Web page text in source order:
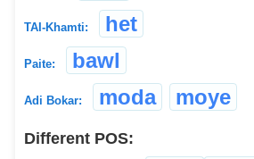
TAI-Khamti: het
Paite: bawl
Adi Bokar: moda moye
Different POS: